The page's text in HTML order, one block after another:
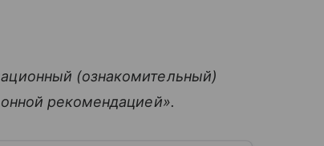
(ознакомительный)
рекомендацией».